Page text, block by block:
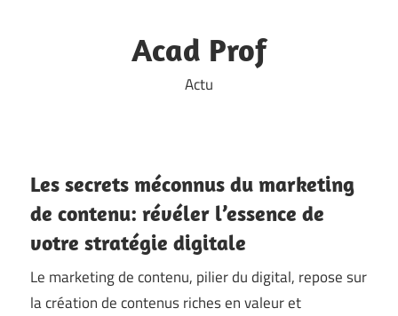
Acad Prof
Actu
Les secrets méconnus du marketing
de contenu: révéler l’essence de
votre stratégie digitale
Le marketing de contenu, pilier du digital, repose sur
la création de contenus riches en valeur et